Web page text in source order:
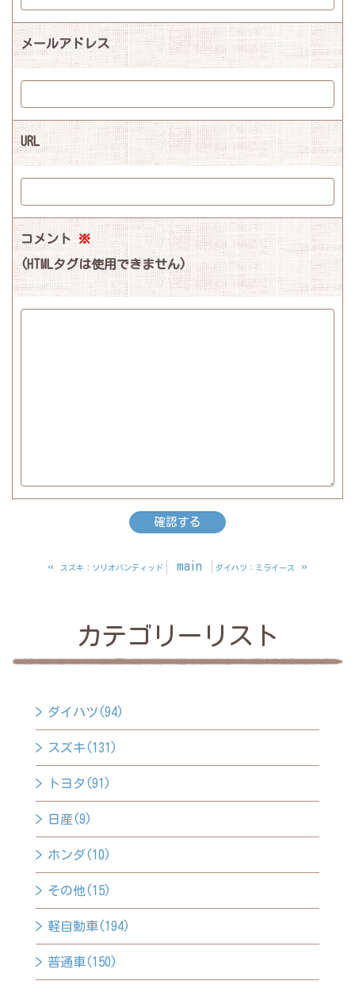
メールアドレス
URL
コメント※
(HTMLタグは使用できません)
« スズキ：ソリオバンディッド main ダイハツ：ミライース »
カテゴリーリスト
ダイハツ(94)
スズキ(131)
トヨタ(91)
日産(9)
ホンダ(10)
その他(15)
軽自動車(194)
普通車(150)